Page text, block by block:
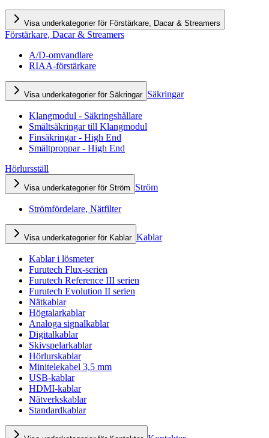
Visa underkategorier för Förstärkare, Dacar & Streamers
Förstärkare, Dacar & Streamers
A/D-omvandlare
RIAA-förstärkare
Visa underkategorier för Säkringar Säkringar
Klangmodul - Säkringshållare
Smältsäkringar till Klangmodul
Finsäkringar - High End
Smältproppar - High End
Hörlursställ
Visa underkategorier för Ström Ström
Strömfördelare, Nätfilter
Visa underkategorier för Kablar Kablar
Kablar i lösmeter
Furutech Flux-serien
Furutech Reference III serien
Furutech Evolution II serien
Nätkablar
Högtalarkablar
Analoga signalkablar
Digitalkablar
Skivspelarkablar
Hörlurskablar
Minitelekabel 3,5 mm
USB-kablar
HDMI-kablar
Nätverkskablar
Standardkablar